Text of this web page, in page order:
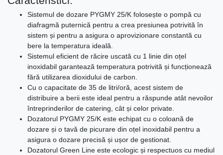
Sistemul de dozare PYGMY 25/K folosește o pompă cu
diafragmă puternică pentru a crea presiunea potrivită în
sistem și pentru a asigura o aprovizionare constantă cu
bere la temperatura ideală.
Sistemul eficient de răcire uscată cu 1 linie din oțel
inoxidabil garantează temperatura potrivită și funcționează
fără utilizarea dioxidului de carbon.
Cu o capacitate de 35 de litri/oră, acest sistem de
distribuire a berii este ideal pentru a răspunde atât nevoilor
întreprinderilor de catering, cât și celor private.
Dozatorul PYGMY 25/K este echipat cu o coloană de
dozare și o tavă de picurare din oțel inoxidabil pentru a
asigura o dozare precisă și ușor de gestionat.
Dozatorul Green Line este ecologic și respectuos cu mediul